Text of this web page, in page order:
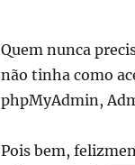
Quem nunca
não tinha como
phpMyAdmin,
Pois bem,